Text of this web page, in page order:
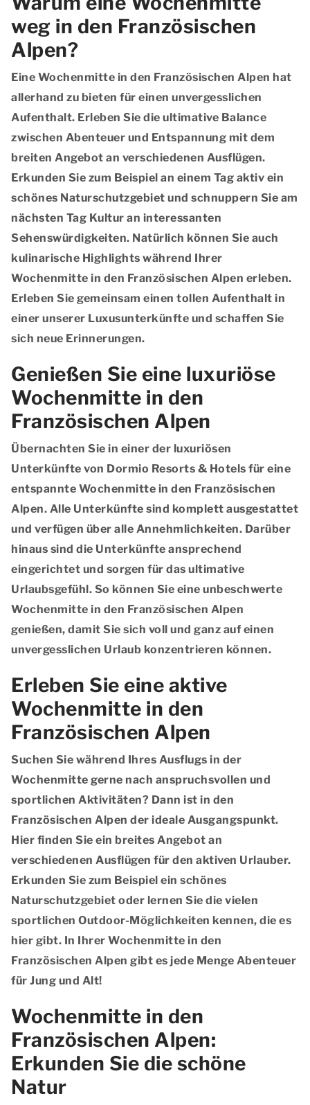
weg in den Französischen
Alpen?
Eine Wochenmitte in den Französischen Alpen hat
allerhand zu bieten für einen unvergesslichen
Aufenthalt. Erleben Sie die ultimative Balance
zwischen Abenteuer und Entspannung mit dem
breiten Angebot an verschiedenen Ausflügen.
Erkunden Sie zum Beispiel an einem Tag aktiv ein
schönes Naturschutzgebiet und schnuppern Sie am
nächsten Tag Kultur an interessanten
Sehenswürdigkeiten. Natürlich können Sie auch
kulinarische Highlights während Ihrer
Wochenmitte in den Französischen Alpen erleben.
Erleben Sie gemeinsam einen tollen Aufenthalt in
einer unserer Luxusunterkünfte und schaffen Sie
sich neue Erinnerungen.
Genießen Sie eine luxuriöse
Wochenmitte in den
Französischen Alpen
Übernachten Sie in einer der luxuriösen
Unterkünfte von Dormio Resorts & Hotels für eine
entspannte Wochenmitte in den Französischen
Alpen. Alle Unterkünfte sind komplett ausgestattet
und verfügen über alle Annehmlichkeiten. Darüber
hinaus sind die Unterkünfte ansprechend
eingerichtet und sorgen für das ultimative
Urlaubsgefühl. So können Sie eine unbeschwerte
Wochenmitte in den Französischen Alpen
genießen, damit Sie sich voll und ganz auf einen
unvergesslichen Urlaub konzentrieren können.
Erleben Sie eine aktive
Wochenmitte in den
Französischen Alpen
Suchen Sie während Ihres Ausflugs in der
Wochenmitte gerne nach anspruchsvollen und
sportlichen Aktivitäten? Dann ist in den
Französischen Alpen der ideale Ausgangspunkt.
Hier finden Sie ein breites Angebot an
verschiedenen Ausflügen für den aktiven Urlauber.
Erkunden Sie zum Beispiel ein schönes
Naturschutzgebiet oder lernen Sie die vielen
sportlichen Outdoor-Möglichkeiten kennen, die es
hier gibt. In Ihrer Wochenmitte in den
Französischen Alpen gibt es jede Menge Abenteuer
für Jung und Alt!
Wochenmitte in den
Französischen Alpen:
Erkunden Sie die schöne
Natur